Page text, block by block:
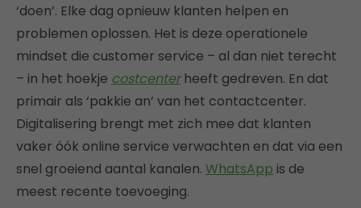
‘doen’. Elke dag opnieuw klanten helpen en
problemen oplossen. Het is deze operationele
mindset die customer service – al dan niet terecht
– in het hoekje costcenterheeft gedreven. En dat
primair als ‘pakkie an’ van het contactcenter.
Digitalisering brengt met zich mee dat klanten
vaker óók online service verwachten en dat via een
snel groeiend aantal kanalen. WhatsApp is de
meest recente toevoeging.